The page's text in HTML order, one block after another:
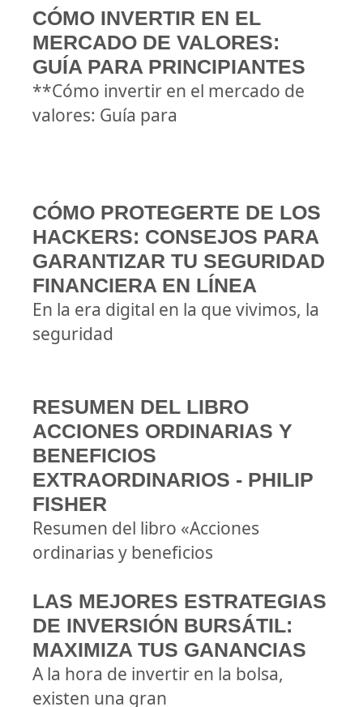
CÓMO INVERTIR EN EL
MERCADO DE VALORES:
GUÍA PARA PRINCIPIANTES
**Cómo invertir en el mercado de
valores: Guía para
CÓMO PROTEGERTE DE LOS
HACKERS: CONSEJOS PARA
GARANTIZAR TU SEGURIDAD
FINANCIERA EN LÍNEA
En la era digital en la que vivimos, la
seguridad
RESUMEN DEL LIBRO
ACCIONES ORDINARIAS Y
BENEFICIOS
EXTRAORDINARIOS - PHILIP
FISHER
Resumen del libro «Acciones
ordinarias y beneficios
LAS MEJORES ESTRATEGIAS
DE INVERSIÓN BURSÁTIL:
MAXIMIZA TUS GANANCIAS
A la hora de invertir en la bolsa,
existen una gran